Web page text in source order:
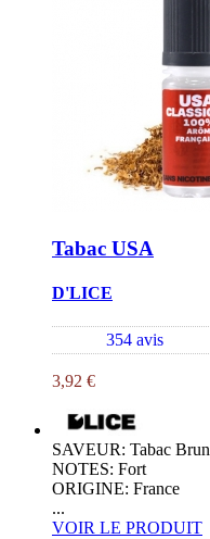
Tabac USA
D'LICE
354 avis
3,92 €
SAVEUR: Tabac Brun
NOTES: Fort
ORIGINE: France
...
VOIR LE PRODUIT